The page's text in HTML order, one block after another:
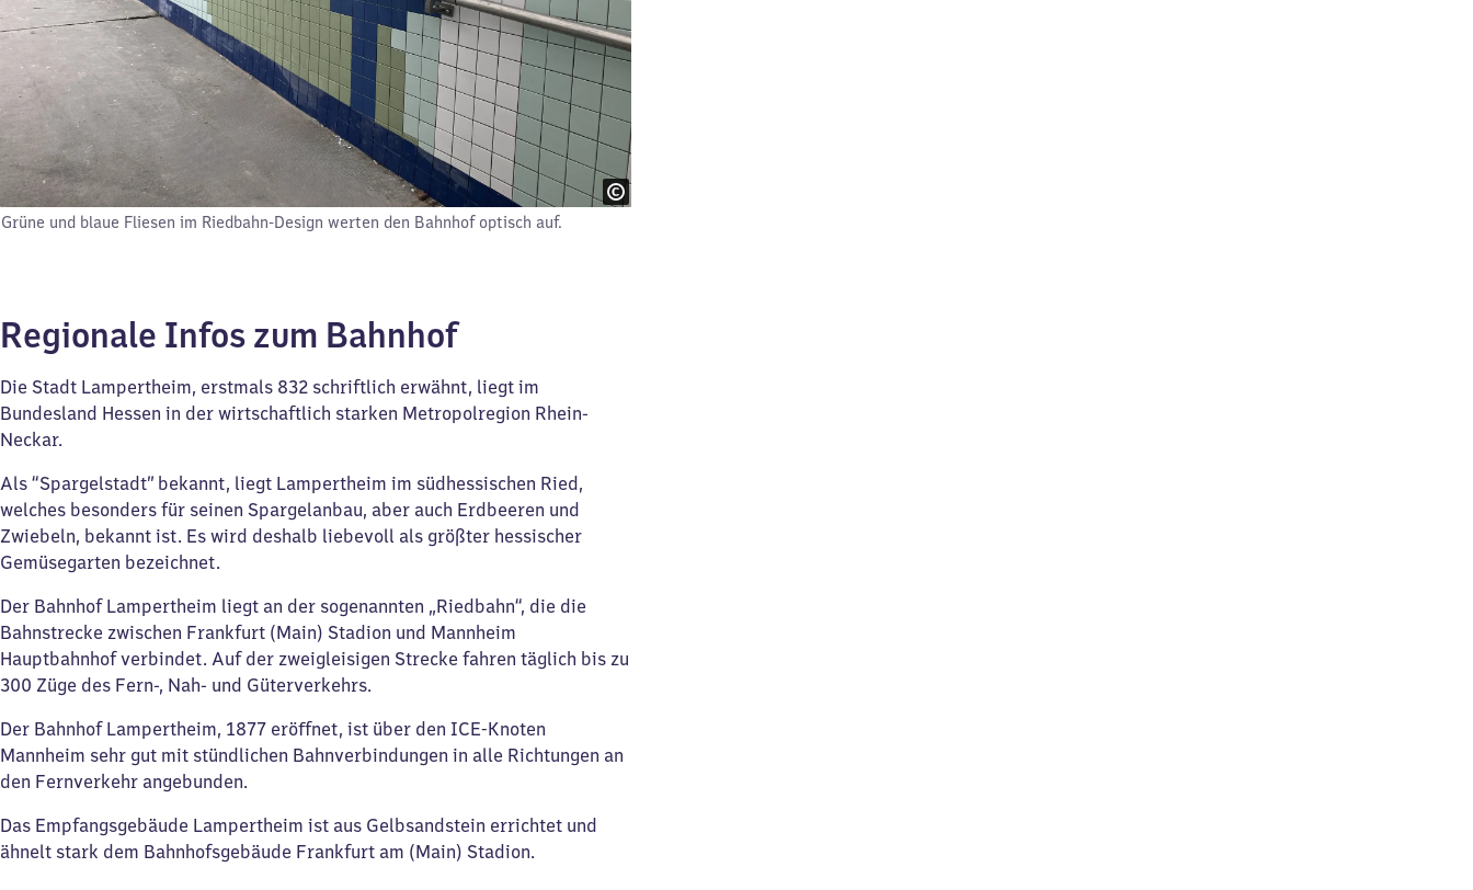
Grüne und blaue Fliesen im Riedbahn-Design werten den Bahnhof optisch auf.
Regionale Infos zum Bahnhof
Die Stadt Lampertheim, erstmals 832 schriftlich erwähnt, liegt im
Bundesland Hessen in der wirtschaftlich starken Metropolregion Rhein-
Neckar.
Als “Spargelstadt” bekannt, liegt Lampertheim im südhessischen Ried,
welches besonders für seinen Spargelanbau, aber auch Erdbeeren und
Zwiebeln, bekannt ist. Es wird deshalb liebevoll als größter hessischer
Gemüsegarten bezeichnet.
Der Bahnhof Lampertheim liegt an der sogenannten „Riedbahn“, die die
Bahnstrecke zwischen Frankfurt (Main) Stadion und Mannheim
Hauptbahnhof verbindet. Auf der zweigleisigen Strecke fahren täglich bis zu
300 Züge des Fern-, Nah- und Güterverkehrs.
Der Bahnhof Lampertheim, 1877 eröffnet, ist über den ICE-Knoten
Mannheim sehr gut mit stündlichen Bahnverbindungen in alle Richtungen an
den Fernverkehr angebunden.
Das Empfangsgebäude Lampertheim ist aus Gelbsandstein errichtet und
ähnelt stark dem Bahnhofsgebäude Frankfurt am (Main) Stadion.